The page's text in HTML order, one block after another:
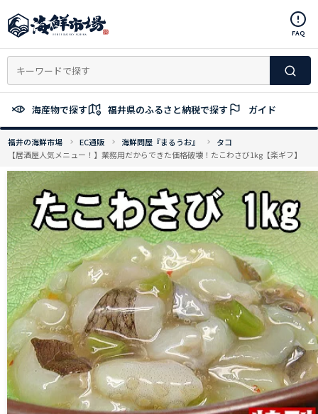
ン
ン
へ
ッ
FAQ
海産物で探す 福井県のふるさと納税で探す ガイド
福井の海鮮市場 EC通販 海鮮問屋『まるうお』
タコ
【居酒屋人気メニュー！】業務用だからできた価格破壊！たこわさび1kg【楽ギフ】